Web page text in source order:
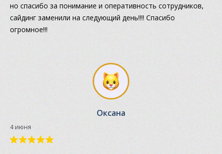
но спасибо за понимание и оперативность сотрудников,
сайдинг заменили на следующий день!!!! Спасибо
огромное!!!
Оксана
4 июня